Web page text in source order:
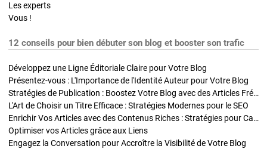
Les experts
Vous !
12 conseils pour bien débuter son blog et booster son trafic
Développez une Ligne Éditoriale Claire pour Votre Blog
Présentez-vous : L'Importance de l'Identité Auteur pour Votre Blog
Stratégies de Publication : Boostez Votre Blog avec des Articles Fréquents et Exclusifs
L'Art de Choisir un Titre Efficace : Stratégies Modernes pour le SEO
Enrichir Vos Articles avec des Contenus Riches : Stratégies pour Captiver et Optimiser
Optimiser vos Articles grâce aux Liens
Engagez la Conversation pour Accroître la Visibilité de Votre Blog